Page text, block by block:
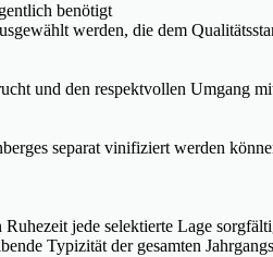
benötigt
werden, die dem
und den respektvollen Umgang
separat vinifiziert werden
jede selektierte Lage
Typizität der gesamten